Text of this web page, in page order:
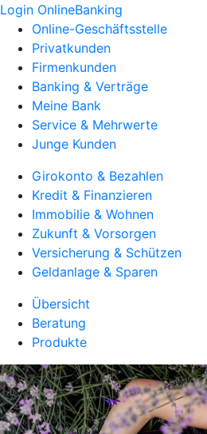
Login OnlineBanking
Online-Geschäftsstelle
Privatkunden
Firmenkunden
Banking & Verträge
Meine Bank
Service & Mehrwerte
Junge Kunden
Girokonto & Bezahlen
Kredit & Finanzieren
Immobilie & Wohnen
Zukunft & Vorsorgen
Versicherung & Schützen
Geldanlage & Sparen
Übersicht
Beratung
Produkte